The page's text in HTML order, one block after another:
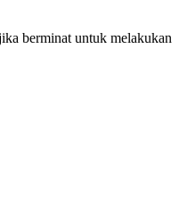
berminat untuk melakukan